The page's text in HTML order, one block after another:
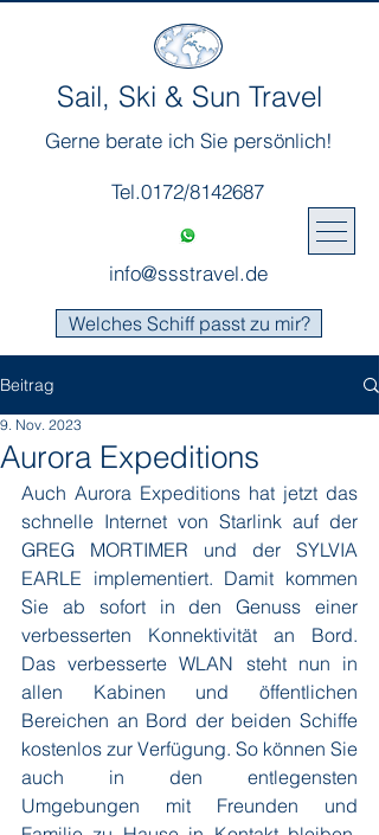
Sail, Ski & Sun Travel
Gerne berate ich Sie persönlich!
Tel.0172/8142687
info@ssstravel.de
Welches Schiff passt zu mir?
Beitrag
Aurora Expeditions
9. Nov. 2023
Auch Aurora Expeditions hat jetzt das
schnelle Internet von Starlink auf der
GREG MORTIMER und der SYLVIA
EARLE implementiert. Damit kommen
Sie ab sofort in den Genuss einer
verbesserten Konnektivität an Bord.
Das verbesserte WLAN steht nun in
allen Kabinen und öffentlichen
Bereichen an Bord der beiden Schiffe
kostenlos zur Verfügung. So können Sie
auch in den entlegensten
Umgebungen mit Freunden und